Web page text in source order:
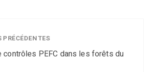
contrôles PEFC dans les forêts du